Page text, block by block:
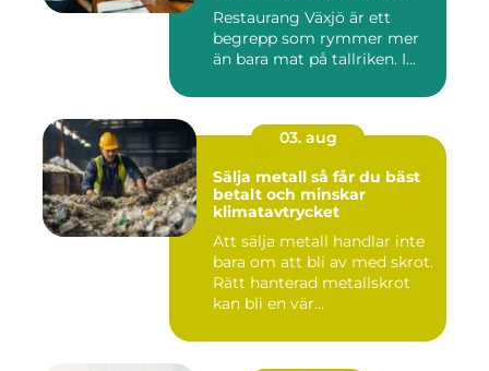
Restaurang Växjö är ett
begrepp som rymmer mer
än bara mat på tallriken. I...
03. aug
Sälja metall så får du bäst
betalt och minskar
klimatavtrycket
Att sälja metall handlar inte
bara om att bli av med skrot.
Rätt hanterad metallskrot
kan bli en vär...